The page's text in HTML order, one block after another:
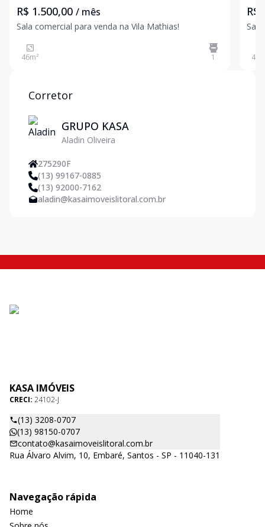
R$ 1.500,00 / mês
Sala comercial para venda na Vila Mathias!
46m² 1
R$
43
Corretor
GRUPO KASA
Aladin Oliveira
275290F
(13) 99167-0885
(13) 92000-7162
aladin@kasaimoveislitoral.com.br
KASA IMÓVEIS
CRECI: 24102-J
(13) 3208-0707
(13) 98150-0707
contato@kasaimoveislitoral.com.br
Rua Álvaro Alvim, 10, Embaré, Santos - SP - 11040-131
Navegação rápida
Home